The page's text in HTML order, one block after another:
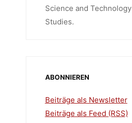
Science and Technology
Studies.
ABONNIEREN
Beiträge als Newsletter
Beiträge als Feed (RSS)